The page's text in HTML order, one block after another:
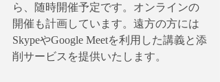
ら、随時開催予定です。オンラインの
開催も計画しています。遠方の方には
SkypeやGoogle Meetを利用した講義と添
削サービスを提供いたします。